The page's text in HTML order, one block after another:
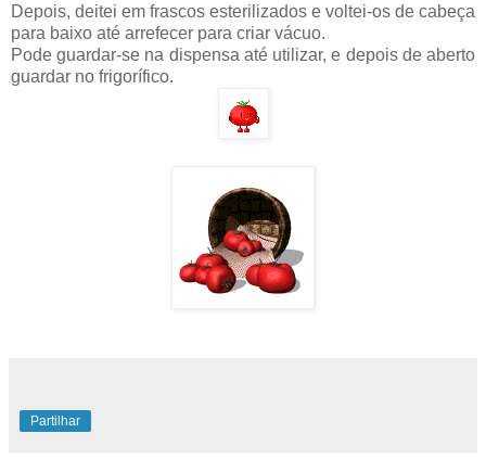
Depois, deitei em frascos esterilizados e voltei-os de cabeça
para baixo até arrefecer para criar vácuo.
Pode guardar-se na dispensa até utilizar, e depois de aberto
guardar no frigorífico.
Partilhar